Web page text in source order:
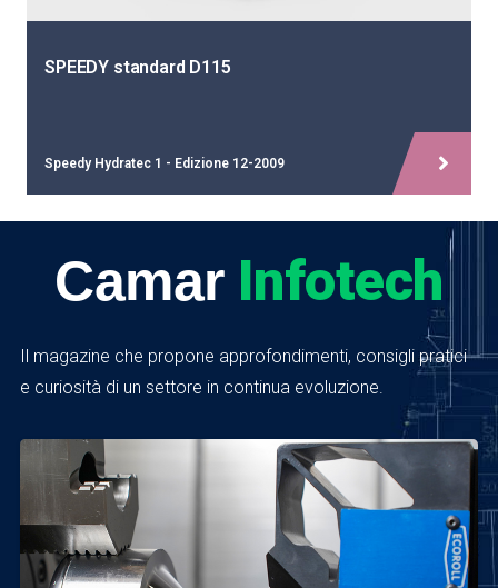
SPEEDY standard D115
Speedy Hydratec 1 - Edizione 12-2009
Camar Infotech
Il magazine che propone approfondimenti, consigli pratici
e curiosità di un settore in continua evoluzione.